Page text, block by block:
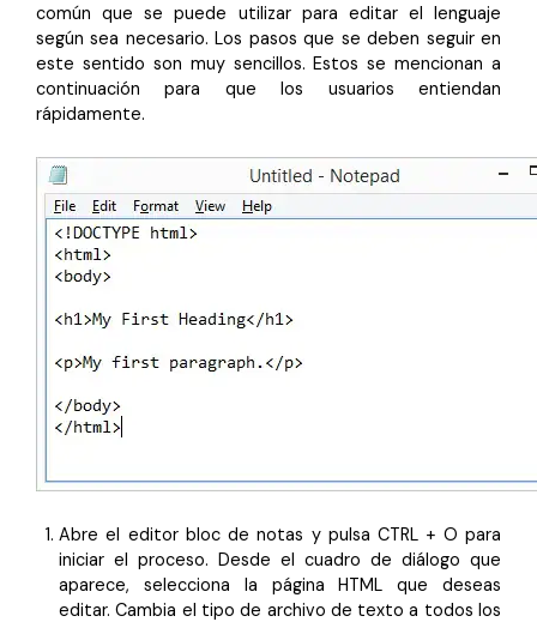
común que se puede utilizar para editar el lenguaje
según sea necesario. Los pasos que se deben seguir en
este sentido son muy sencillos. Estos se mencionan a
continuación para que los usuarios entiendan
rápidamente.
Abre el editor bloc de notas y pulsa CTRL + O para
iniciar el proceso. Desde el cuadro de diálogo que
aparece, selecciona la página HTML que deseas
editar. Cambia el tipo de archivo de texto a todos los